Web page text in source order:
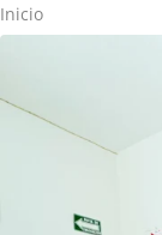
Inicio